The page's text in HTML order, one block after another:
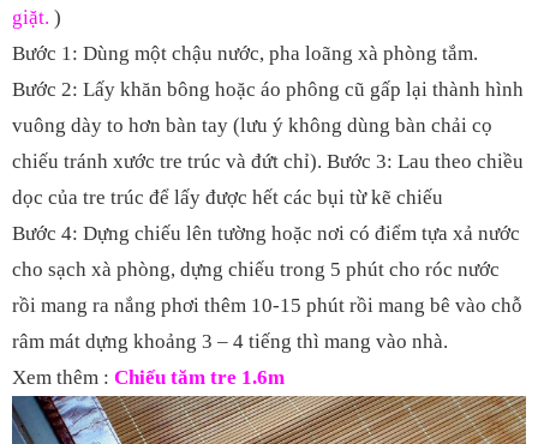
giặt. )
Bước 1: Dùng một chậu nước, pha loãng xà phòng tắm.
Bước 2: Lấy khăn bông hoặc áo phông cũ gấp lại thành hình
vuông dày to hơn bàn tay (lưu ý không dùng bàn chải cọ
chiếu tránh xước tre trúc và đứt chỉ). Bước 3: Lau theo chiều
dọc của tre trúc để lấy được hết các bụi từ kẽ chiếu
Bước 4: Dựng chiếu lên tường hoặc nơi có điểm tựa xả nước
cho sạch xà phòng, dựng chiếu trong 5 phút cho róc nước
rồi mang ra nắng phơi thêm 10-15 phút rồi mang bê vào chỗ
râm mát dựng khoảng 3 – 4 tiếng thì mang vào nhà.
Xem thêm : Chiếu tăm tre 1.6m